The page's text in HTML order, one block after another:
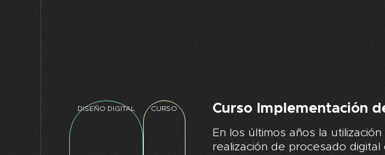
Curso Implementación
En los últimos años la
realización de procesado
DISEÑO DIGITAL CURSO